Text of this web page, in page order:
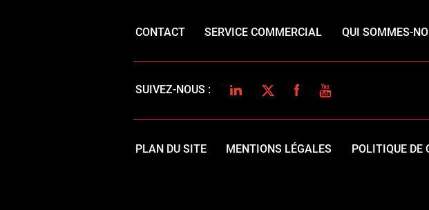
CONTACT SERVICE COMMERCIAL QUI SOMMES-
SUIVEZ-NOUS : LINKEDINTWITTERFACEBOOK
YOUTUBE
PLAN DU SITE MENTIONS LÉGALES POLITIQUE DE